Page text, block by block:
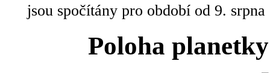
jsou spočítány pro období od 9.
Poloha